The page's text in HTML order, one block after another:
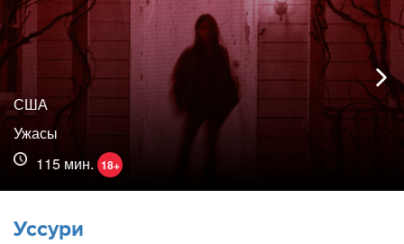
США
Ужасы
115 мин. 18+
Уссури